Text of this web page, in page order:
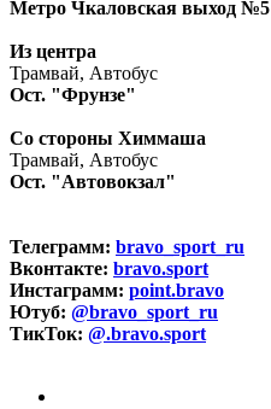
Метро Чкаловская выход №5
Из центра
Трамвай, Автобус
Ост. "Фрунзе"
Со стороны Химмаша
Трамвай, Автобус
Ост. "Автовокзал"
Телеграмм: bravo_sport_ru
Вконтакте: bravo.sport
Инстаграмм: point.bravo
Ютуб: @bravo_sport_ru
ТикТок: @.bravo.sport